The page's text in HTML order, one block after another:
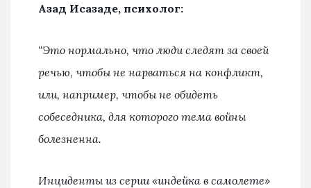
Азад Исазаде, психолог:
“Это нормально, что люди следят за своей
речью, чтобы не нарваться на конфликт,
или, например, чтобы не обидеть
собеседника, для которого тема войны
болезненна.
Инциденты из серии «индейка в самолете»